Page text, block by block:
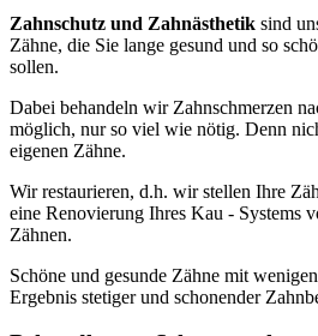
Zahnschutz und Zahnästhetik sind
Zähne, die Sie lange gesund und so
sollen.
Dabei behandeln wir Zahnschmerzen
möglich, nur so viel wie nötig. Denn
eigenen Zähne.
Wir restaurieren, d.h. wir stellen Ihre
eine Renovierung Ihres Kau - Systems
Zähnen.
Schöne und gesunde Zähne mit
Ergebnis stetiger und schonender